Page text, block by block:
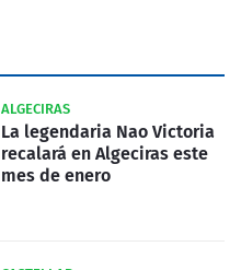
ALGECIRAS
La legendaria Nao Victoria
recalará en Algeciras este
mes de enero